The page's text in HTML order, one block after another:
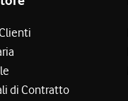
di Contratto